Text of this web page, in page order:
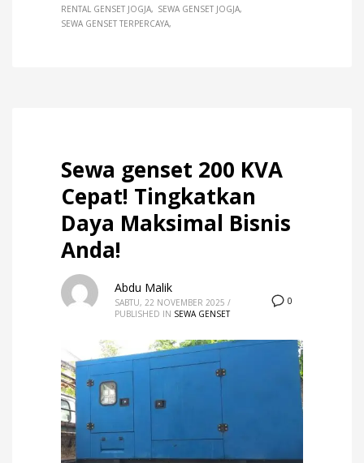
RENTAL GENSET JOGJA
SEWA GENSET JOGJA
SEWA GENSET TERPERCAYA
Sewa genset 200 KVA
Cepat! Tingkatkan
Daya Maksimal Bisnis
Anda!
0
Abdu Malik
SABTU, 22 NOVEMBER 2025 /
PUBLISHED IN SEWA GENSET